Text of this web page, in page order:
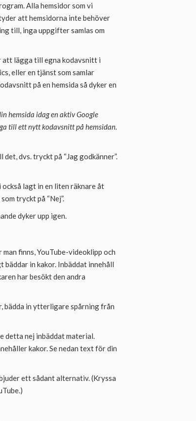
Alla hemsidor som vi
att hemsidorna inte behöver
till, inga uppgifter samlas om
att lägga till egna kodavsnitt i
eller en tjänst som samlar
på en hemsida så dyker en
hemsida idag en aktiv Google
till ett nytt kodavsnitt på hemsidan.
dvs. tryckt på “Jag godkänner”.
lagt in en liten räknare åt
tryckt på “Nej”.
dyker upp igen.
finns, YouTube-videoklipp och
bäddar in kakor. Inbäddat innehåll
har besökt den andra
bädda in ytterligare spårning från
detta nej inbäddat material.
kakor. Se nedan text för din
ett sådant alternativ. (Kryssa